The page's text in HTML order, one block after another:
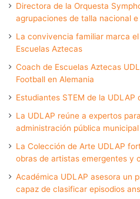
Directora de la Orquesta
agrupaciones de talla nacional
La convivencia familiar marca
Escuelas Aztecas
Coach de Escuelas Aztecas
Football en Alemania
Estudiantes STEM de la
La UDLAP reúne a expertos
administración pública municipal
La Colección de Arte UDLAP
obras de artistas emergentes y
Académica UDLAP asesora un
capaz de clasificar episodios